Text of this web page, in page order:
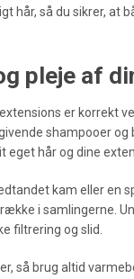
hår, så du sikrer, at
pleje af
er korrekt
shampooer og
eget hår og dine
kam eller en
i samlingerne.
filtrering og slid.
så brug altid